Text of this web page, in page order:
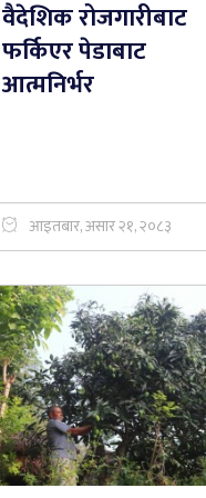
वैदेशिक रोजगारीबाट
फर्किएर पेडाबाट
आत्मनिर्भर
आइतबार, असार २१, २०८३